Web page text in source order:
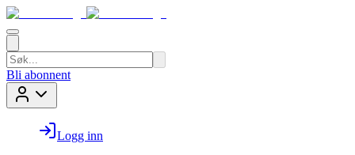
Bli abonnent
Logg inn